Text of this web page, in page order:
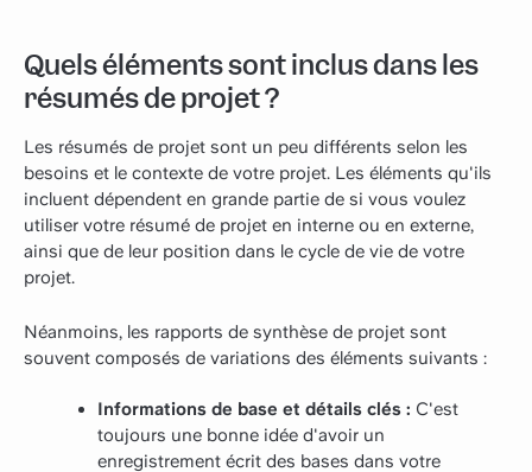
Quels éléments sont inclus dans les
résumés de projet ?
Les résumés de projet sont un peu différents selon les
besoins et le contexte de votre projet. Les éléments qu'ils
incluent dépendent en grande partie de si vous voulez
utiliser votre résumé de projet en interne ou en externe,
ainsi que de leur position dans le cycle de vie de votre
projet.
Néanmoins, les rapports de synthèse de projet sont
souvent composés de variations des éléments suivants :
Informations de base et détails clés : C'est
toujours une bonne idée d'avoir un
enregistrement écrit des bases dans votre